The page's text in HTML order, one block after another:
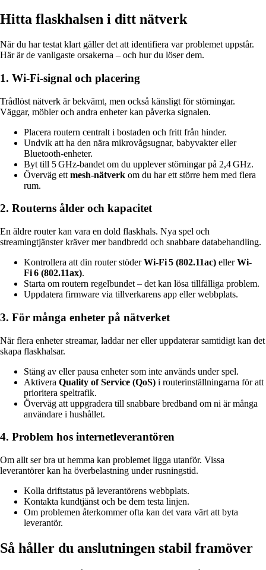
Hitta flaskhalsen i ditt nätverk
När du har testat klart gäller det att identifiera var problemet uppstår.
Här är de vanligaste orsakerna – och hur du löser dem.
1. Wi-Fi-signal och placering
Trådlöst nätverk är bekvämt, men också känsligt för störningar.
Väggar, möbler och andra enheter kan påverka signalen.
Placera routern centralt i bostaden och fritt från hinder.
Undvik att ha den nära mikrovågsugnar, babyvakter eller
Bluetooth-enheter.
Byt till 5 GHz-bandet om du upplever störningar på 2,4 GHz.
Överväg ett mesh-nätverk om du har ett större hem med flera
rum.
2. Routerns ålder och kapacitet
En äldre router kan vara en dold flaskhals. Nya spel och
streamingtjänster kräver mer bandbredd och snabbare databehandling.
Kontrollera att din router stöderWi-Fi 5 (802.11ac) ellerWi-
Fi 6 (802.11ax).
Starta om routern regelbundet – det kan lösa tillfälliga problem.
Uppdatera firmware via tillverkarens app eller webbplats.
3. För många enheter på nätverket
När flera enheter streamar, laddar ner eller uppdaterar samtidigt kan det
skapa flaskhalsar.
Stäng av eller pausa enheter som inte används under spel.
Aktivera Quality of Service (QoS) i routerinställningarna för att
prioritera speltrafik.
Överväg att uppgradera till snabbare bredband om ni är många
användare i hushållet.
4. Problem hos internetleverantören
Om allt ser bra ut hemma kan problemet ligga utanför. Vissa
leverantörer kan ha överbelastning under rusningstid.
Kolla driftstatus på leverantörens webbplats.
Kontakta kundtjänst och be dem testa linjen.
Om problemen återkommer ofta kan det vara värt att byta
leverantör.
Så håller du anslutningen stabil framöver